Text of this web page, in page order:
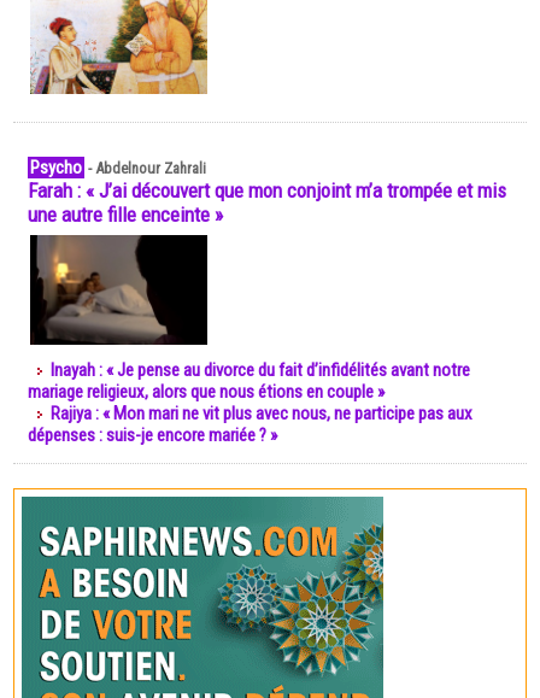
Psycho -Abdelnour Zahrali
Farah : « J’ai découvert que mon conjoint m’a trompée et mis
une autre fille enceinte »
Inayah : « Je pense au divorce du fait d’infidélités avant notre
mariage religieux, alors que nous étions en couple »
Rajiya : « Mon mari ne vit plus avec nous, ne participe pas aux
dépenses : suis-je encore mariée ? »